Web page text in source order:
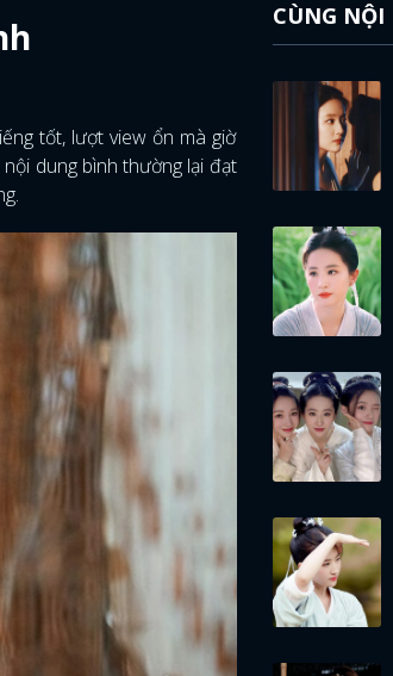
tốt, lượt view ổn mà giờ
dung bình thường lại đạt
CÙNG NỘI